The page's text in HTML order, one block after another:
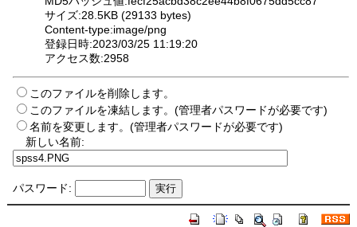
サイズ:28.5KB (29133 bytes)
Content-type:image/png
登録日時:2023/03/25 11:19:20
アクセス数:2958
このファイルを削除します。
このファイルを凍結します。(管理者パスワードが必要です)
名前を変更します。(管理者パスワードが必要です)
新しい名前:
パスワード: